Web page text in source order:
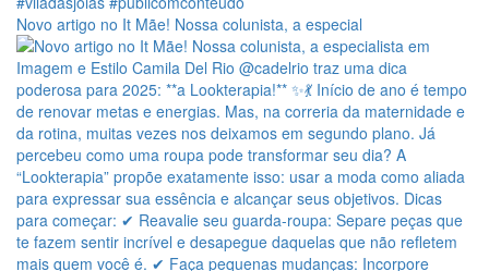
Novo artigo no It Mãe! Nossa colunista, a especial